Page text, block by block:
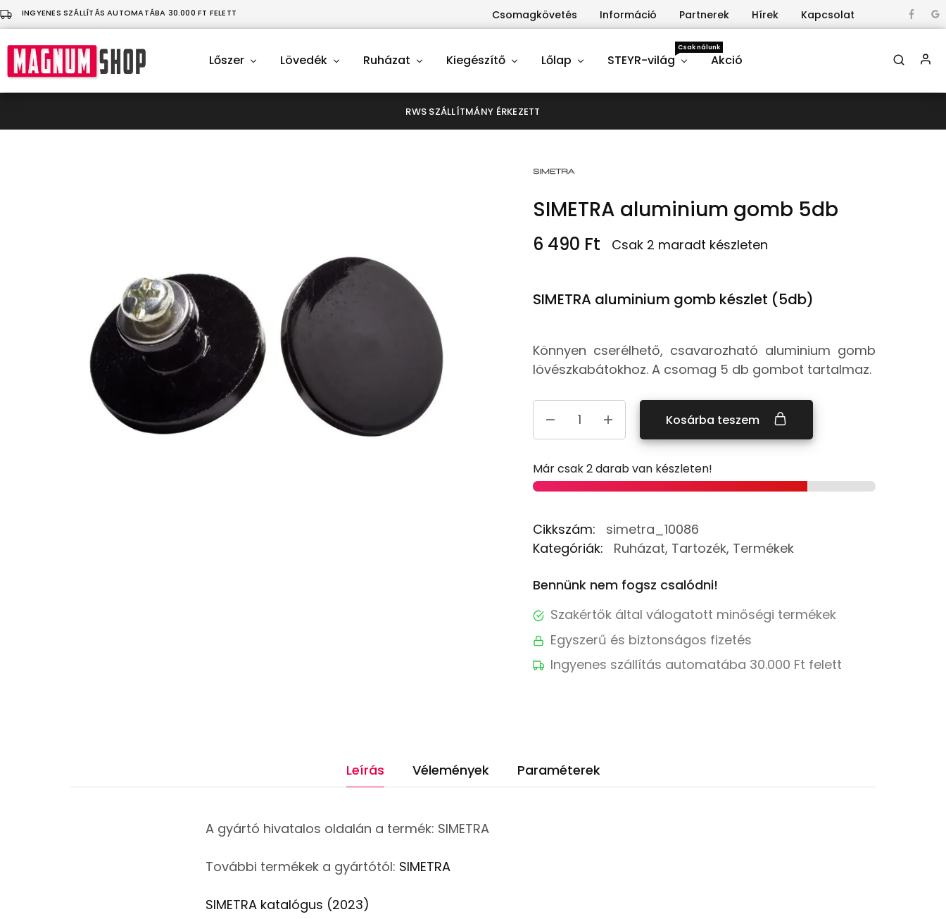
INGYENES SZÁLLÍTÁS AUTOMATÁBA 30.000 FT FELETT Csomagkövetés Információ Partnerek Hírek Kapcsolat
MagnumShop
Üdvözlünk
a
sportlövő
webáruházunkban!
Lőszer Lövedék Ruházat Kiegészítő Lőlap STEYR-világ
Csak nálunk
Akció
RWS SZÁLLÍTMÁNY ÉRKEZETT
SIMETRA aluminium gomb 5db
6 490 Ft Csak 2 maradt készleten
SIMETRA aluminium gomb készlet (5db)
Könnyen cserélhető, csavarozható aluminium gomb
lövészkabátokhoz. A csomag 5 db gombot tartalmaz.
Kosárba teszem
Már csak 2 darab van készleten!
Cikkszám:
simetra_10086
Kategóriák:
Ruházat, Tartozék, Termékek
Bennünk nem fogsz csalódni!
Szakértők által válogatott minőségi termékek
Egyszerű és biztonságos fizetés
Ingyenes szállítás automatába 30.000 Ft felett
Leírás Vélemények Paraméterek
A gyártó hivatalos oldalán a termék: SIMETRA
További termékek a gyártótól: SIMETRA
SIMETRA katalógus (2023)